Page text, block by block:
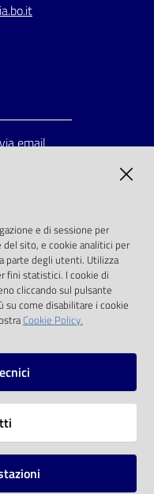
email
direttiva
36/2006
e di sessione per
sito, e cookie analitici per
parte degli utenti. Utilizza
fini statistici. I cookie di
cliccando sul pulsante
su come disabilitare i cookie
Cookie Policy.